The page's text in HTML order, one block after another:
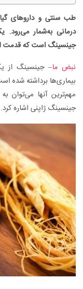
طب سنتی و داروهای
درمانی به‌شمار می‌رود.
جینسینگ است که قدمت استفاده
نبض ما– جینسینگ از
مهم‌ترین آنها می‌توان
جینسینگ ژاپنی اشاره کرد.